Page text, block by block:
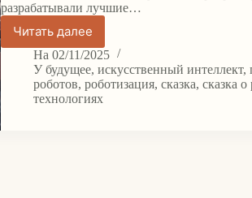
разрабатывали лучшие…
Читать далее
Сказка
о
роботе
Никс-17.
Ошибка
На 02/11/2025
У будущее,искусственный интеллект,
роботов,роботизация,сказка,сказка о
технологиях